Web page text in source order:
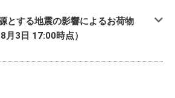
とする地震の影響によるお荷物
月3日 17:00時点）